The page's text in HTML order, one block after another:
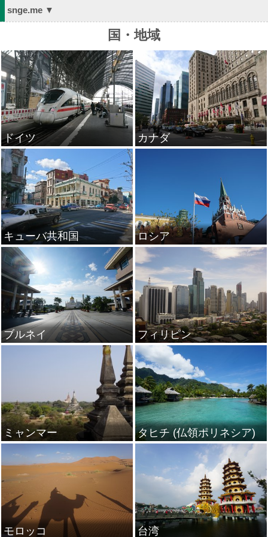
snge.me ▼
国・地域
ドイツ カナダ
キューバ共和国 ロシア
ブルネイ フィリピン
ミャンマー タヒチ (仏領ポリネシア)
モロッコ 台湾